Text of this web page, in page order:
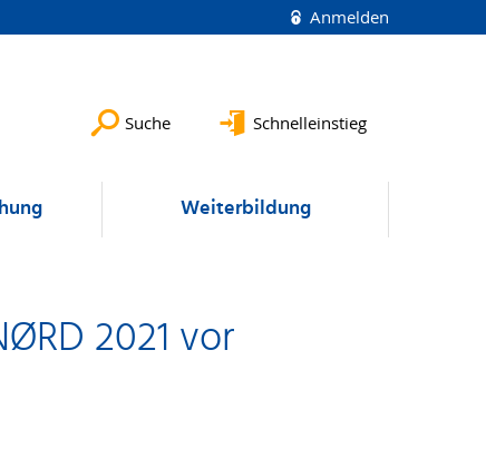
Anmelden
Suche Schnelleinstieg
Weiterbildung
2021 vor